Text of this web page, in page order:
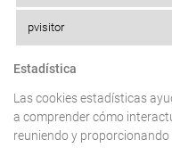
pvisitor
Estadística
Las cookies estadísticas
a comprender cómo
reuniendo y